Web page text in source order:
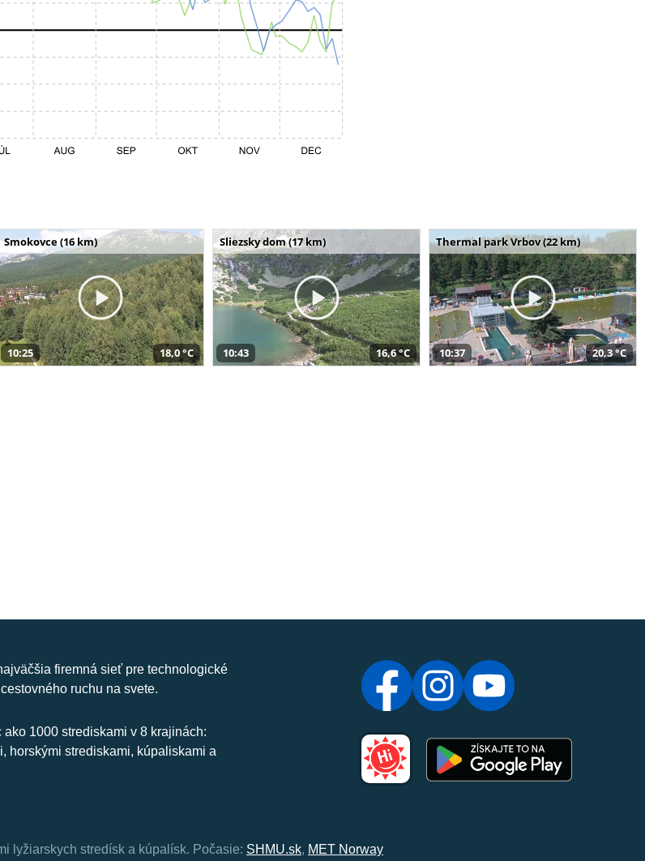
Smokovce (16 km)
10:25 18,0 °C
Sliezsky dom (17 km)
10:43 16,6 °C
Thermal park Vrbov (22 km)
10:37 20,3 °C
firemná sieť pre technologické
ruchu na svete.
1000 strediskami v 8 krajinách:
horskými strediskami, kúpaliskami a
lyžiarskych stredísk a kúpalísk. Počasie: SHMU.sk, MET Norway